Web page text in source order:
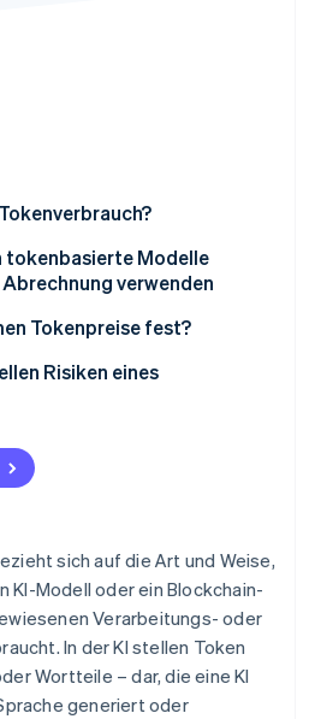
Sessions 2026
Sie, wie Stripe Lösungen für die
tokenbasierte Modelle
verwenden
Tokenpreise fest?
Risiken eines
können Token nicht einfach
verbinden
viele – oder zu wenige –
willkürlich an
mit denen der Konkurrenz
sich auf die Art und Weise,
KI-Modell oder ein Blockchain-
Verarbeitungs- oder
In der KI stellen Token
Wortteile – dar, die eine KI
generiert oder